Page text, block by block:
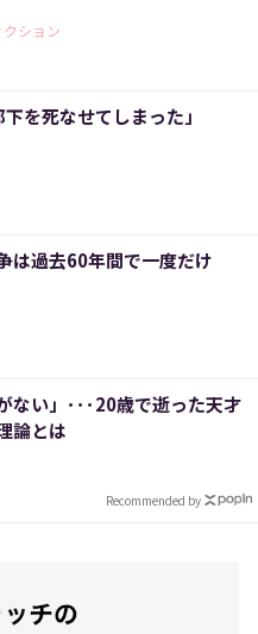
ション
下を死なせてしまった」
は過去60年間で一度だけ
ない」･･･20歳で逝った天才
論とは
Recommended by